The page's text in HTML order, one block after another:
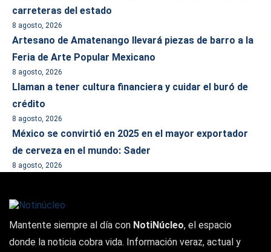
carreteras del estado
8 agosto, 2026
Artesano de Amatenango llevará piezas de barro a la
Feria de Arte Popular Mexicano
8 agosto, 2026
Llaman a tener cultura financiera y cuidar el buró de
crédito
8 agosto, 2026
México se convirtió en 2025 en el mayor exportador
de cerveza en el mundo: Sader
8 agosto, 2026
Mantente siempre al día con NotiNúcleo, el espacio
donde la noticia cobra vida. Información veraz, actual y